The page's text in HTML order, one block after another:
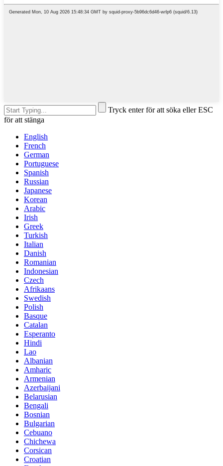
Tryck enter för att söka eller ESC
för att stänga
English
French
German
Portuguese
Spanish
Russian
Japanese
Korean
Arabic
Irish
Greek
Turkish
Italian
Danish
Romanian
Indonesian
Czech
Afrikaans
Swedish
Polish
Basque
Catalan
Esperanto
Hindi
Lao
Albanian
Amharic
Armenian
Azerbaijani
Belarusian
Bengali
Bosnian
Bulgarian
Cebuano
Chichewa
Corsican
Croatian